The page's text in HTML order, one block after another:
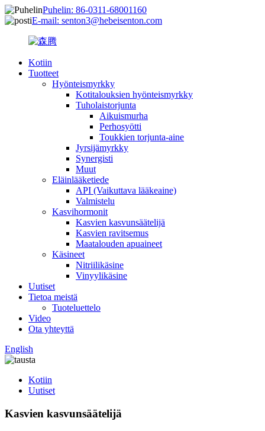
Puhelin: 86-0311-68001160
E-mail: senton3@hebeisenton.com
Kotiin
Tuotteet
Hyönteismyrkky
Kotitalouksien hyönteismyrkky
Tuholaistorjunta
Aikuismurha
Perhosyötti
Toukkien torjunta-aine
Jyrsijämyrkky
Synergisti
Muut
Eläinlääketiede
API (Vaikuttava lääkeaine)
Valmistelu
Kasvihormonit
Kasvien kasvunsäätelijä
Kasvien ravitsemus
Maatalouden apuaineet
Käsineet
Nitriilikäsine
Vinyylikäsine
Uutiset
Tietoa meistä
Tuoteluettelo
Video
Ota yhteyttä
English
Kotiin
Uutiset
Kasvien kasvunsäätelijä